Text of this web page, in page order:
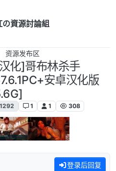
の資源討論組
资源发布区
化]哥布林杀手
安卓汉化版
1 1 308
登录后回复